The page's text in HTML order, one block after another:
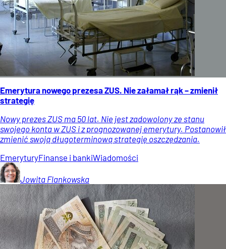
Emerytura nowego prezesa ZUS. Nie załamał rąk – zmienił
strategię
Nowy prezes ZUS ma 50 lat. Nie jest zadowolony ze stanu
swojego konta w ZUS i z prognozowanej emerytury. Postanowił
zmienić swoją długoterminową strategię oszczędzania.
EmeryturyFinanse i bankiWiadomości
Jowita Flankowska